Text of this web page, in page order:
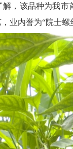
，该品种为我
业内誉为“院士